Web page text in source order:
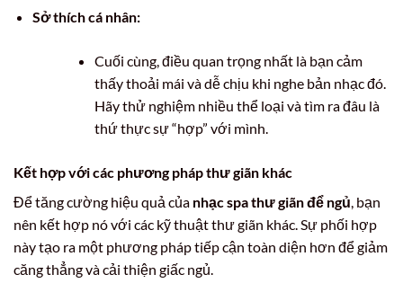
Sở thích cá nhân:
Cuối cùng, điều quan trọng nhất là bạn cảm
thấy thoải mái và dễ chịu khi nghe bản nhạc đó.
Hãy thử nghiệm nhiều thể loại và tìm ra đâu là
thứ thực sự “hợp” với mình.
Kết hợp với các phương pháp thư giãn khác
Để tăng cường hiệu quả của nhạc spa thư giãn để ngủ, bạn
nên kết hợp nó với các kỹ thuật thư giãn khác. Sự phối hợp
này tạo ra một phương pháp tiếp cận toàn diện hơn để giảm
căng thẳng và cải thiện giấc ngủ.